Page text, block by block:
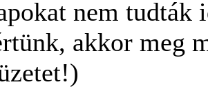
nem tudták
akkor meg